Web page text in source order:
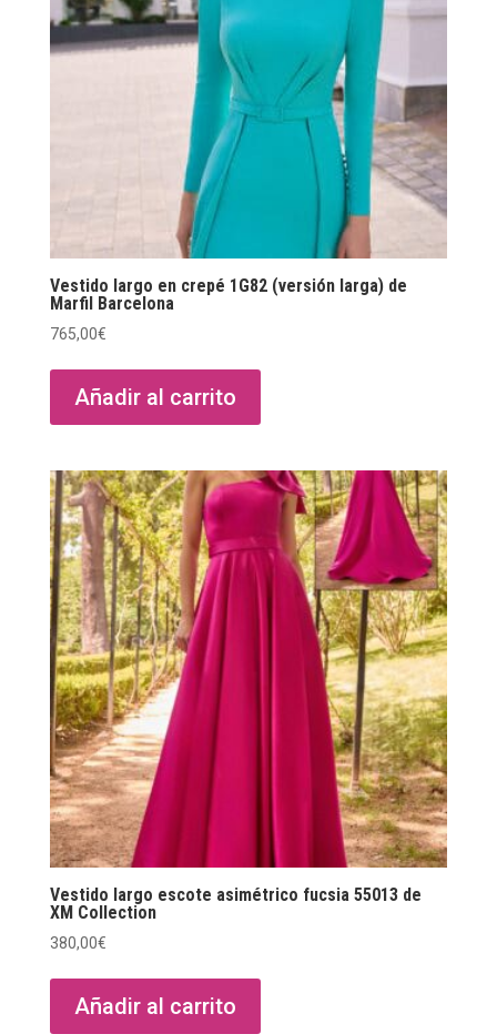
elegir
la
página
producto
Vestido largo en crepé 1G82 (versión larga) de
Marfil Barcelona
765,00€
Añadir al carrito
Vestido largo escote asimétrico fucsia 55013 de
XM Collection
380,00€
Añadir al carrito